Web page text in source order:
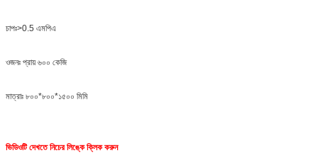
চাপঃ>0.5 এমপিএ
ওজনঃ প্রায় ৬০০ কেজি
মাত্রাঃ ৮০০*৮০০*১৫০০ মিমি
ভিডিওটি দেখতে নিচের লিঙ্কে ক্লিক করুন